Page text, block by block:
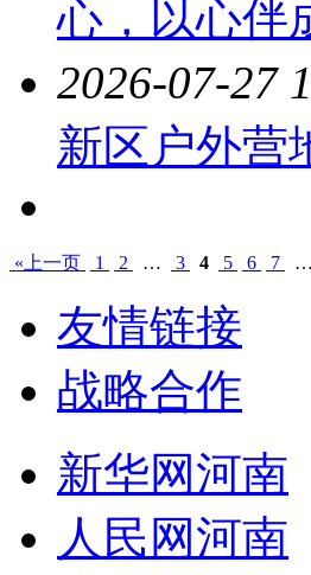
心，以心伴
2026-07-27
新区户外营
«上一页 1 2 … 3 4 5 6 7
友情链接
战略合作
新华网河南
人民网河南